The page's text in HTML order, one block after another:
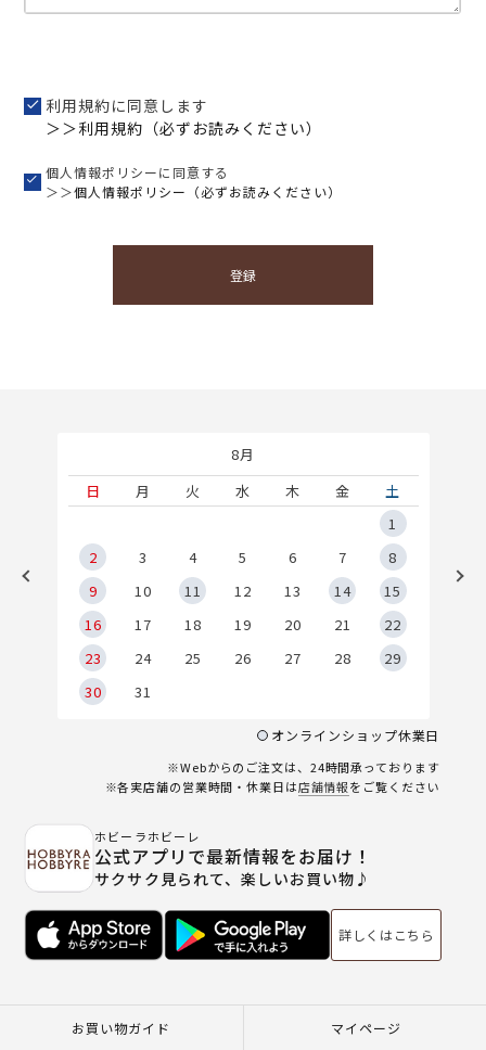
利用規約に同意します
＞＞利用規約（必ずお読みください）
個人情報ポリシーに同意する
＞＞個人情報ポリシー（必ずお読みください）
登録
8月
日
月 火 水 木 金
土
1
2
3 4 5 6 7
8
9
10 11 12 13 14
15
16
17 18 19 20 21
22
23
24 25 26 27 28
29
30
31
オンラインショップ休業日
※Webからのご注文は、24時間承っております
※各実店舗の営業時間・休業日は店舗情報をご覧ください
ホビーラホビーレ
公式アプリで最新情報をお届け！
サクサク見られて、楽しいお買い物♪
詳しくはこちら
お買い物ガイド マイページ